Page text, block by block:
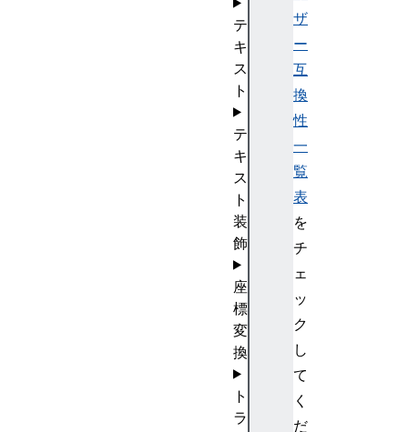
ザ
ー
互
換
性
一
覧
表
を
チ
ェ
ッ
ク
し
て
く
だ
テ
キ
ス
ト
テ
キ
ス
ト
装
飾
座
標
変
換
ト
ラ